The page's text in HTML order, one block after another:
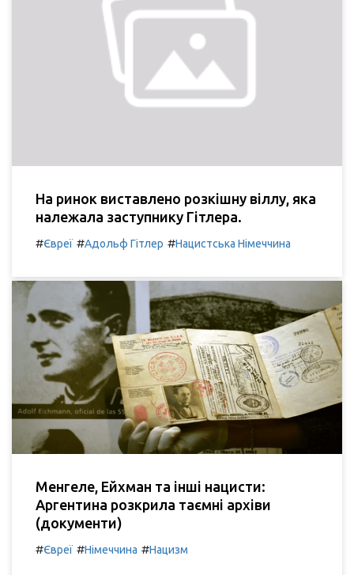
На ринок виставлено розкішну віллу, яка
належала заступнику Гітлера.
#Євреї #Адольф Гітлер #Нацистська Німеччина
Менгеле, Ейхман та інші нацисти:
Аргентина розкрила таємні архіви
(документи)
#Євреї #Німеччина #Нацизм